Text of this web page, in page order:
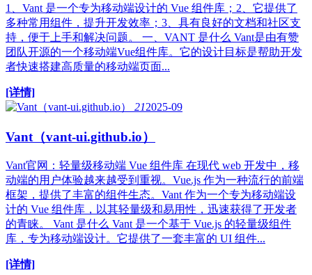
1、Vant 是一个专为移动端设计的 Vue 组件库；2、它提供了
多种常用组件，提升开发效率；3、具有良好的文档和社区支
持，便于上手和解决问题。 一、VANT 是什么 Vant是由有赞
团队开源的一个移动端Vue组件库。它的设计目标是帮助开发
者快速搭建高质量的移动端页面...
[详情]
212025-09
Vant（vant-ui.github.io）
Vant官网：轻量级移动端 Vue 组件库 在现代 web 开发中，移
动端的用户体验越来越受到重视。Vue.js 作为一种流行的前端
框架，提供了丰富的组件生态。Vant 作为一个专为移动端设
计的 Vue 组件库，以其轻量级和易用性，迅速获得了开发者
的青睐。 Vant 是什么 Vant 是一个基于 Vue.js 的轻量级组件
库，专为移动端设计。它提供了一套丰富的 UI 组件...
[详情]